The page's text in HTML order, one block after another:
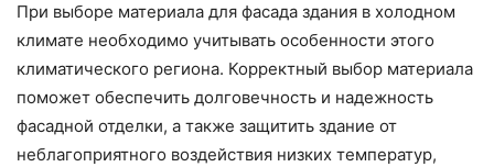
При выборе материала для фасада здания в холодном
климате необходимо учитывать особенности этого
климатического региона. Корректный выбор материала
поможет обеспечить долговечность и надежность
фасадной отделки, а также защитить здание от
неблагоприятного воздействия низких температур,